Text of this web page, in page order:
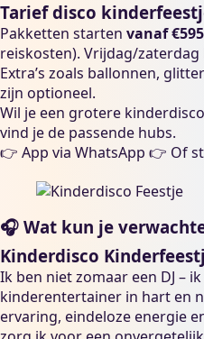
Tarief disco
Pakketten starten vanaf €595
reiskosten). Vrijdag/
Extra’s zoals ballonnen,
zijn optioneel.
Wil je een grotere kinderdisco
vind je de passende hubs.
👉 App via WhatsApp 👉 Of
🎧 Wat kun je
Kinderdisco
Ik ben niet zomaar een DJ –
kinderentertainer in hart en
ervaring, eindeloze energie